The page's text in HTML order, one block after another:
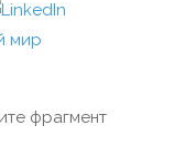
фрагмент